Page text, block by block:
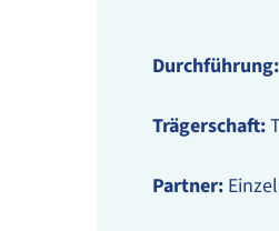
Durchführung:
Trägerschaft:
Partner: